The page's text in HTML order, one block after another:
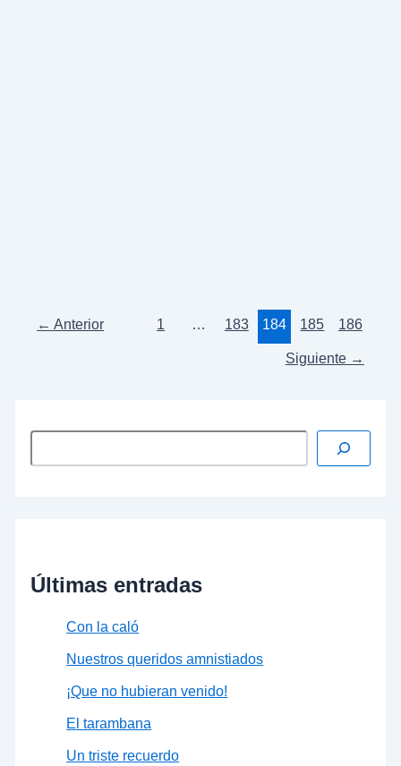
← Anterior 1 … 183 184 185 186
Siguiente →
Últimas entradas
Con la caló
Nuestros queridos amnistiados
¡Que no hubieran venido!
El tarambana
Un triste recuerdo